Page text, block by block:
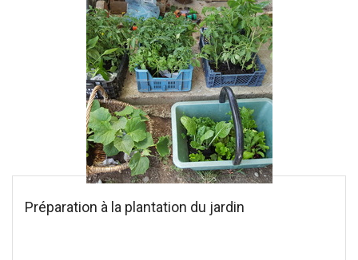
Préparation à la plantation du jardin